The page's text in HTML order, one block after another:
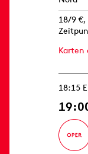
18/9
Karten
18:15